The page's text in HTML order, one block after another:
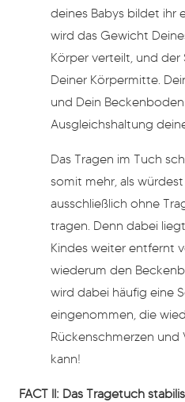
deines Babys bildet ihr
wird das Gewicht
Körper verteilt, und
Deiner Körpermitte.
und Dein
Ausgleichshaltung
Das Tragen im Tuch
somit mehr, als
ausschließlich ohne
tragen. Denn dabei
Kindes weiter entfernt
wiederum den
wird dabei häufig eine
eingenommen, die
Rückenschmerzen und
kann!
FACT II: Das Tragetuch